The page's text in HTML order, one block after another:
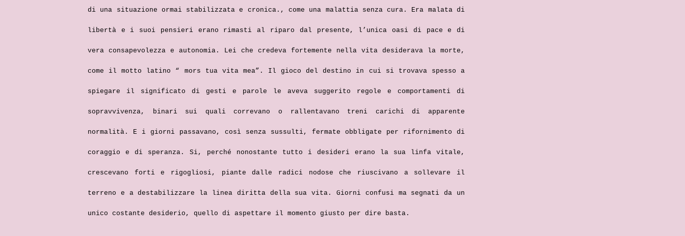
di una situazione ormai stabilizzata e cronica., come una malattia senza cura. Era malata di
libertà e i suoi pensieri erano rimasti al riparo dal presente, l’unica oasi di pace e di
vera consapevolezza e autonomia. Lei che credeva fortemente nella vita desiderava la morte,
come il motto latino “ mors tua vita mea”. Il gioco del destino in cui si trovava spesso a
spiegare il significato di gesti e parole le aveva suggerito regole e comportamenti di
sopravvivenza, binari sui quali correvano o rallentavano treni carichi di apparente
normalità. E i giorni passavano, così senza sussulti, fermate obbligate per rifornimento di
coraggio e di speranza. Si, perché nonostante tutto i desideri erano la sua linfa vitale,
crescevano forti e rigogliosi, piante dalle radici nodose che riuscivano a sollevare il
terreno e a destabilizzare la linea diritta della sua vita. Giorni confusi ma segnati da un
unico costante desiderio, quello di aspettare il momento giusto per dire basta.